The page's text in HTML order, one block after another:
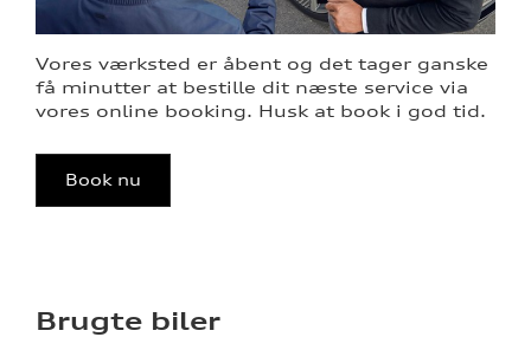
Vores værksted er åbent og det tager ganske
få minutter at bestille dit næste service via
vores online booking. Husk at book i god tid.
Book nu
Brugte biler